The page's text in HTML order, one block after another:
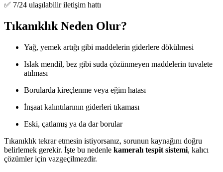
✅ 7/24 ulaşılabilir iletişim hattı
Tıkanıklık Neden Olur?
Yağ, yemek artığı gibi maddelerin giderlere dökülmesi
Islak mendil, bez gibi suda çözünmeyen maddelerin tuvalete
atılması
Borularda kireçlenme veya eğim hatası
İnşaat kalıntılarının giderleri tıkaması
Eski, çatlamış ya da dar borular
Tıkanıklık tekrar etmesin istiyorsanız, sorunun kaynağını doğru
belirlemek gerekir. İşte bu nedenle kameralı tespit sistemi, kalıcı
çözümler için vazgeçilmezdir.